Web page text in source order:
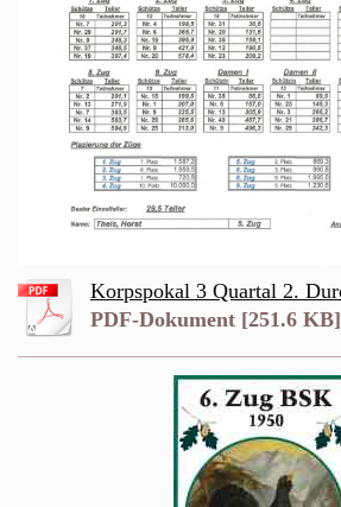
Korpspokal 3 Quartal 2.
PDF-Dokument [251.6 KB]